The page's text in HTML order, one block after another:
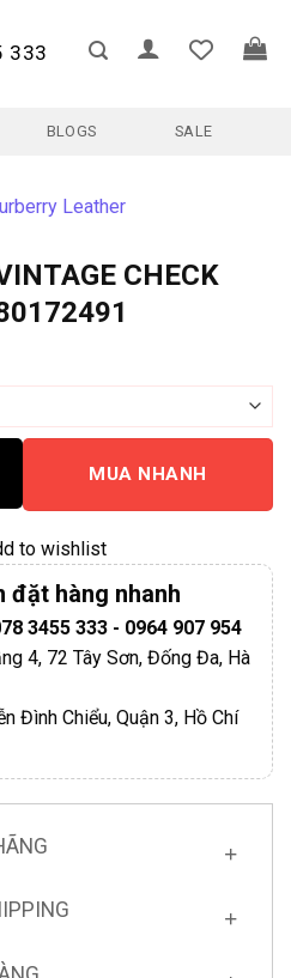
333
BLOGS
SALE
Leather
CHECK
MUA NHANH
to wishlist
đặt hàng nhanh
3455 333 - 0964 907 954
4, 72 Tây Sơn, Đống Đa, Hà
Đình Chiểu, Quận 3, Hồ Chí